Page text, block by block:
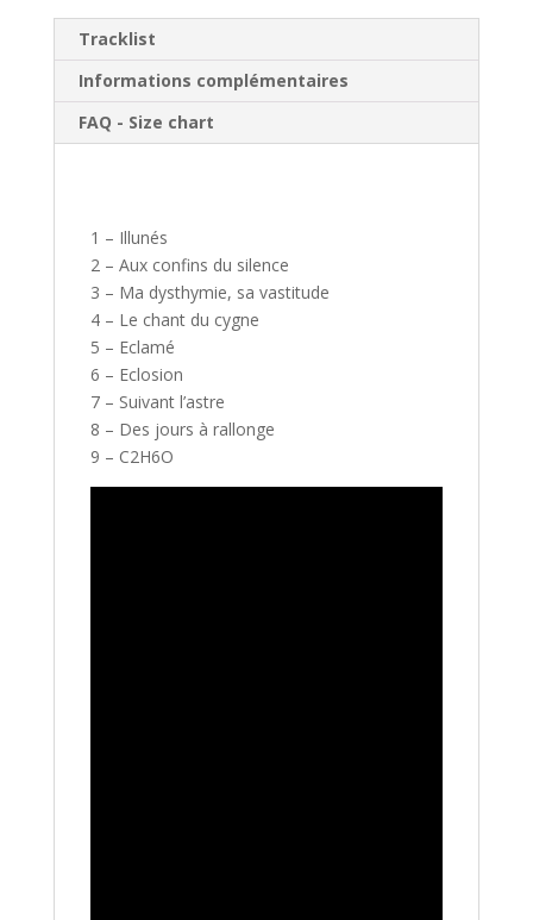
Tracklist
Informations complémentaires
FAQ - Size chart
1 – Illunés
2 – Aux confins du silence
3 – Ma dysthymie, sa vastitude
4 – Le chant du cygne
5 – Eclamé
6 – Eclosion
7 – Suivant l’astre
8 – Des jours à rallonge
9 – C2H6O